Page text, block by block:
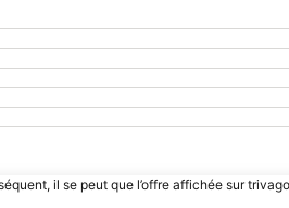
il se peut que l’offre affichée sur